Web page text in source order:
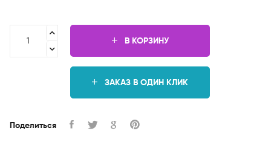
В КОРЗИНУ
ЗАКАЗ В ОДИН КЛИК
Поделиться